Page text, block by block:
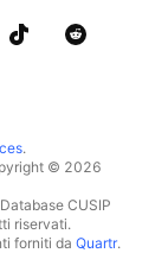
.
© 2026
CUSIP
riservati.
forniti da Quartr.